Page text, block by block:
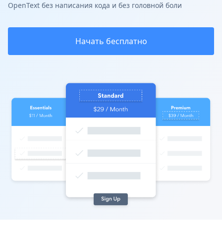
OpenText без написания кода и без головной боли
Начать бесплатно